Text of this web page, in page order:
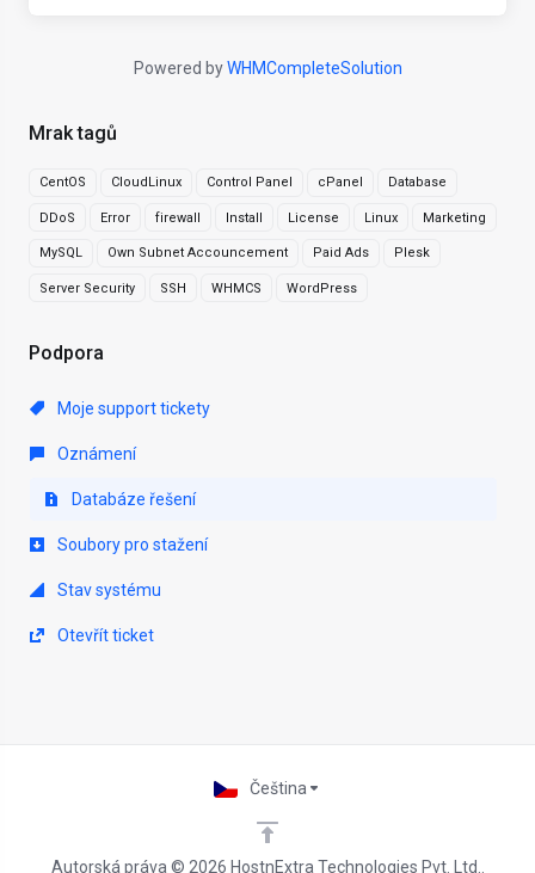
Mrak tagů
CentOS CloudLinux Control Panel cPanel Database
DDoS Error firewall Install License Linux Marketing
MySQL Own Subnet Accouncement Paid Ads Plesk
Server Security SSH WHMCS WordPress
Podpora
Moje support tickety
Oznámení
Databáze řešení
Soubory pro stažení
Stav systému
Otevřít ticket
Powered byWHMCompleteSolution
Autorská práva © 2026 HostnExtra Technologies Pvt. Ltd..
Čeština